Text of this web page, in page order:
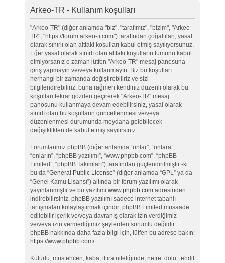
Arkeo-TR - Kullanım koşulları
"Arkeo-TR" (diğer anlamda "biz", "tarafımız", "bizim", "Arkeo-
TR", "https://forum.arkeo-tr.com") tarafından çoğaltılan, yasal
olarak sınırlı olan alttaki koşulları kabul etmiş sayılıyorsunuz.
Eğer yasal olarak sınırlı olan alttaki koşulların tümünü kabul
etmiyorsanız o zaman lütfen "Arkeo-TR" mesaj panosuna
giriş yapmayın ve/veya kullanmayın. Biz bu koşulları
herhangi bir zamanda değiştirebiliriz ve sizi
bilgilendirebiliriz, buna rağmen kendiniz düzenli olarak bu
koşulları tekrar gözden geçirerek "Arkeo-TR" mesaj
panosunu kullanmaya devam edebilirsiniz, yasal olarak
sınırlı olan bu koşulların güncellenmesi ve/veya
düzenlenmesi durumunda meydana gelebilecek
değişiklikleri de kabul etmiş sayılırsınız.
Forumlarımız phpBB (diğer anlamda “onlar”, “onlara”,
“onların”, “phpBB yazılımı”, “www.phpbb.com”, “phpBB
Limited”, “phpBB Takımları”) tarafından güçlendirilmiştir -ki
bu da “General Public License” (diğer anlamda “GPL” ya da
“Genel Kamu Lisansı”) altında bir forum yazılımı olarak
yayınlanmıştır ve bu yazılımı www.phpbb.comadresinden
indirebilirsiniz. phpBB yazılımı sadece internet tabanlı
tartışmaları kolaylaştırmak içindir; phpBB Limited müsaade
edilebilir içerik ve/veya davranış olarak izin verdiğimiz
ve/veya izin vermediğimiz şeylerden sorumlu değildir.
phpBB hakkında daha fazla bilgi için, lütfen bu adrese bakın:
https://www.phpbb.com/.
Küfürlü, müstehcen, kaba, iftira niteliğinde, nefret dolu, tehdit